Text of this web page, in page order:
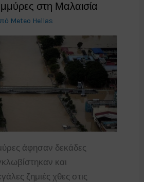
στη Μαλαισία
Meteo Hellas
άφησαν δεκάδες
και
ζημιές χθες στις